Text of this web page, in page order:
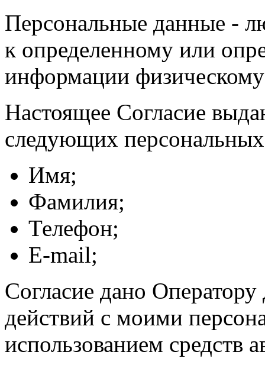
Персональные данные -
к определенному или
информации
Настоящее Согласие
следующих
Имя;
Фамилия;
Телефон;
E-mail;
Согласие дано
действий с моими
использованием средств